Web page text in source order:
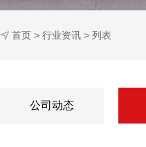
首页 > 行业资讯 > 列表
公司动态